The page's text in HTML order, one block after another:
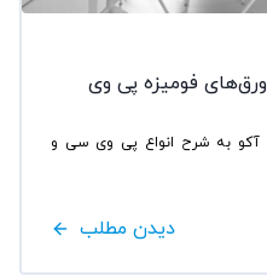
ورق‌های فومیزه پی وی
آکو به شرح انواع پی وی سی و
دیدن مطلب